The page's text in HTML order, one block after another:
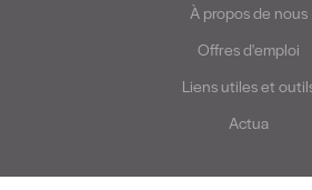
À propos de nous
Offres d'emploi
Liens utiles et
Actua